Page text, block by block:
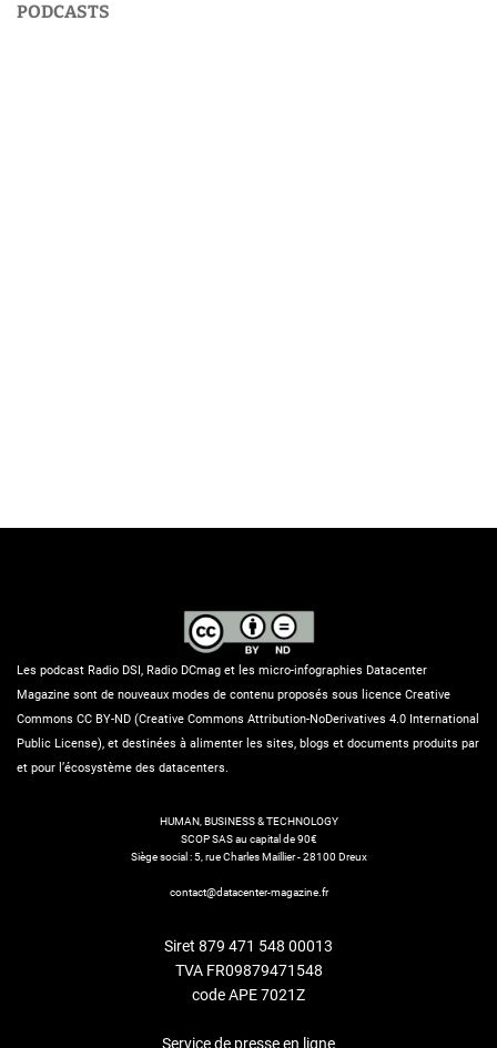
PODCASTS
Les podcast Radio DSI, Radio DCmag et les micro-infographies Datacenter
Magazine sont de nouveaux modes de contenu proposés sous licence Creative
Commons CC BY-ND (Creative Commons Attribution-NoDerivatives 4.0 International
Public License), et destinées à alimenter les sites, blogs et documents produits par
et pour l’écosystème des datacenters.
HUMAN, BUSINESS & TECHNOLOGY
SCOP SAS au capital de 90€
Siège social : 5, rue Charles Maillier - 28100 Dreux
contact@datacenter-magazine.fr
Siret 879 471 548 00013
TVA FR09879471548
code APE 7021Z
Service de presse en ligne